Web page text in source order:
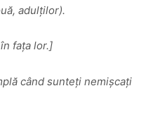
adulților).
fața lor.]
când sunteți nemișcați